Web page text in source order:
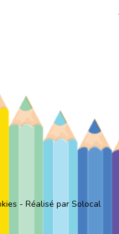
-Réalisé par Solocal